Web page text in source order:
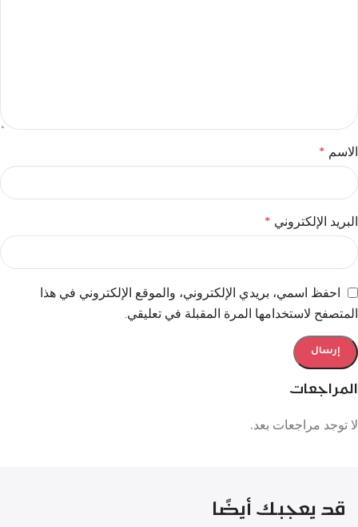
المراجعات
لا توجد مراجعات بعد.
الاسم *
البريد الإلكتروني *
احفظ اسمي، بريدي الإلكتروني، والموقع الإلكتروني في هذا
المتصفح لاستخدامها المرة المقبلة في تعليقي.
قد يعجبك أيضًا